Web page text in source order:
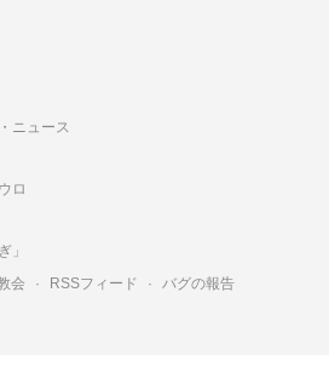
ニュース
ロ
」
会
· RSSフィード · バグの報告